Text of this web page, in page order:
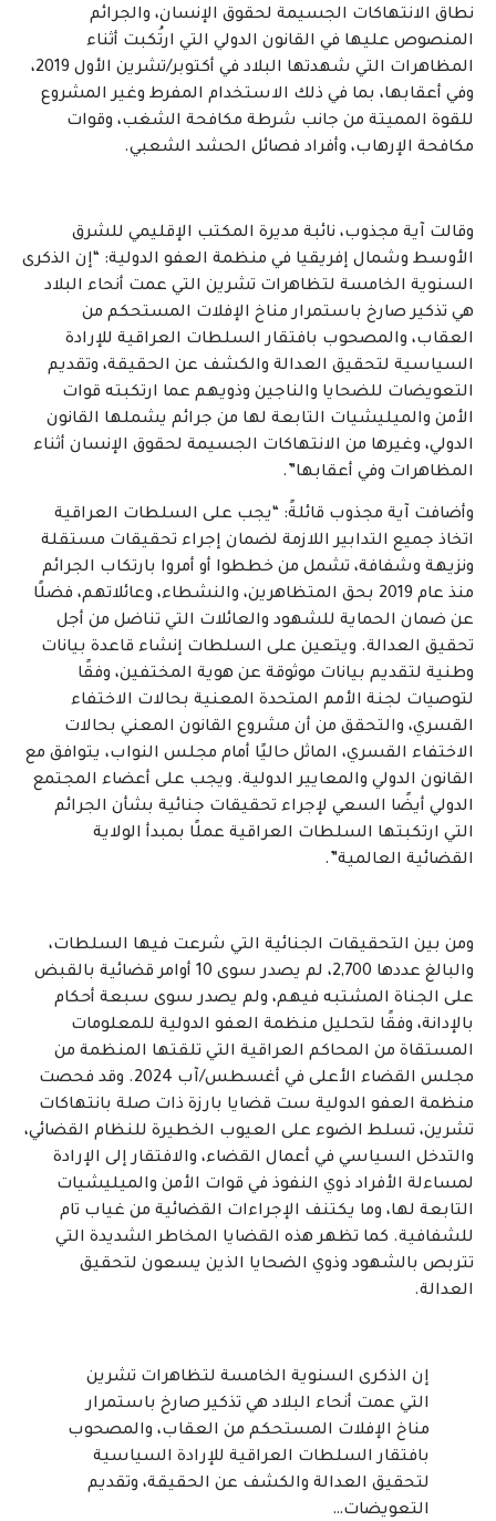
نطاق الانتهاكات الجسيمة لحقوق الإنسان، والجرائم
المنصوص عليها في القانون الدولي التي ارتُكبت أثناء
المظاهرات التي شهدتها البلاد في أكتوبر/تشرين الأول 2019،
وفي أعقابها، بما في ذلك الاستخدام المفرط وغير المشروع
للقوة المميتة من جانب شرطة مكافحة الشغب، وقوات
مكافحة الإرهاب، وأفراد فصائل الحشد الشعبي.
وقالت آية مجذوب، نائبة مديرة المكتب الإقليمي للشرق
الأوسط وشمال إفريقيا في منظمة العفو الدولية: “إن الذكرى
السنوية الخامسة لتظاهرات تشرين التي عمت أنحاء البلاد
هي تذكير صارخ باستمرار مناخ الإفلات المستحكم من
العقاب، والمصحوب بافتقار السلطات العراقية للإرادة
السياسية لتحقيق العدالة والكشف عن الحقيقة، وتقديم
التعويضات للضحايا والناجين وذويهم عما ارتكبته قوات
الأمن والميليشيات التابعة لها من جرائم يشملها القانون
الدولي، وغيرها من الانتهاكات الجسيمة لحقوق الإنسان أثناء
المظاهرات وفي أعقابها”.
وأضافت آية مجذوب قائلةً: “يجب على السلطات العراقية
اتخاذ جميع التدابير اللازمة لضمان إجراء تحقيقات مستقلة
ونزيهة وشفافة، تشمل من خططوا أو أمروا بارتكاب الجرائم
منذ عام 2019 بحق المتظاهرين، والنشطاء، وعائلاتهم، فضلًا
عن ضمان الحماية للشهود والعائلات التي تناضل من أجل
تحقيق العدالة. ويتعين على السلطات إنشاء قاعدة بيانات
وطنية لتقديم بيانات موثوقة عن هوية المختفين، وفقًا
لتوصيات لجنة الأمم المتحدة المعنية بحالات الاختفاء
القسري، والتحقق من أن مشروع القانون المعني بحالات
الاختفاء القسري، الماثل حاليًا أمام مجلس النواب، يتوافق مع
القانون الدولي والمعايير الدولية. ويجب على أعضاء المجتمع
الدولي أيضًا السعي لإجراء تحقيقات جنائية بشأن الجرائم
التي ارتكبتها السلطات العراقية عملًا بمبدأ الولاية
القضائية العالمية”.
ومن بين التحقيقات الجنائية التي شرعت فيها السلطات،
والبالغ عددها 2,700، لم يصدر سوى 10 أوامر قضائية بالقبض
على الجناة المشتبه فيهم، ولم يصدر سوى سبعة أحكام
بالإدانة، وفقًا لتحليل منظمة العفو الدولية للمعلومات
المستقاة من المحاكم العراقية التي تلقتها المنظمة من
مجلس القضاء الأعلى في أغسطس/آب 2024. وقد فحصت
منظمة العفو الدولية ست قضايا بارزة ذات صلة بانتهاكات
تشرين، تسلط الضوء على العيوب الخطيرة للنظام القضائي،
والتدخل السياسي في أعمال القضاء، والافتقار إلى الإرادة
لمساءلة الأفراد ذوي النفوذ في قوات الأمن والميليشيات
التابعة لها، وما يكتنف الإجراءات القضائية من غياب تام
للشفافية. كما تظهر هذه القضايا المخاطر الشديدة التي
تتربص بالشهود وذوي الضحايا الذين يسعون لتحقيق
العدالة.
إن الذكرى السنوية الخامسة لتظاهرات تشرين
التي عمت أنحاء البلاد هي تذكير صارخ باستمرار
مناخ الإفلات المستحكم من العقاب، والمصحوب
بافتقار السلطات العراقية للإرادة السياسية
لتحقيق العدالة والكشف عن الحقيقة، وتقديم
التعويضات…